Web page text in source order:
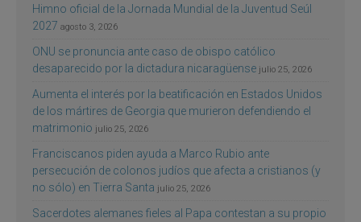
Himno oficial de la Jornada Mundial de la Juventud Seúl
2027 agosto 3, 2026
ONU se pronuncia ante caso de obispo católico
desaparecido por la dictadura nicaragüense julio 25, 2026
Aumenta el interés por la beatificación en Estados Unidos
de los mártires de Georgia que murieron defendiendo el
matrimonio julio 25, 2026
Franciscanos piden ayuda a Marco Rubio ante
persecución de colonos judíos que afecta a cristianos (y
no sólo) en Tierra Santa julio 25, 2026
Sacerdotes alemanes fieles al Papa contestan a su propio